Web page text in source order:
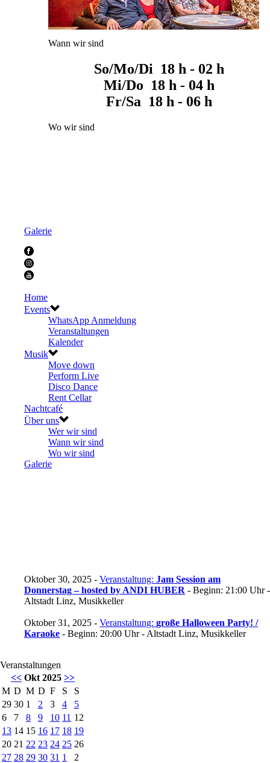
Wann wir sind
So/Mo/Di 18 h - 02 h
Mi/Do 18 h - 04 h
Fr/Sa 18 h - 06 h
Wo wir sind
Galerie
Home
Events
WhatsApp Anmeldung
Veranstaltungen
Kalender
Musik
Move down
Perform Live
Disco Dance
Rent Cellar
Nachtcafé
Über uns
Wer wir sind
Wann wir sind
Wo wir sind
Galerie
Oktober 30, 2025 - Veranstaltung: Jam Session am
Donnerstag – hosted by ANDI HUBER - Beginn: 21:00 Uhr -
Altstadt Linz, Musikkeller
Oktober 31, 2025 - Veranstaltung: große Halloween Party! /
Karaoke - Beginn: 20:00 Uhr - Altstadt Linz, Musikkeller
Veranstaltungen
<< Okt 2025 >>
M D M D F S
S
29 30 1 2 3 4
5
6
7 8 9 10 11 12
13 14 15 16 17 18 19
20 21 22 23 24 25 26
27 28 29 30 31 1 2